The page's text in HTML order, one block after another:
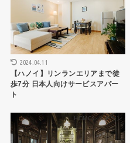
2024.04.11
【ハノイ】リンランエリアまで徒
歩7分 日本人向けサービスアパー
ト
HCMCレストラン